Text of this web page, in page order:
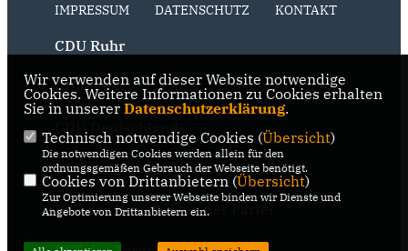
IMPRESSUM DATENSCHUTZ KONTAKT
CDU Ruhr
CDU NRW
CDU Deutschlands
RSS der Neuigkeiten der Fraktion
RSS der Neuigkeiten der Partei
Wir verwenden auf dieser Website notwendige
Cookies. Weitere Informationen zu Cookies erhalten
Sie in unserer Datenschutzerklärung.
Technisch notwendige Cookies (Übersicht)
Die notwendigen Cookies werden allein für den
ordnungsgemäßen Gebrauch der Webseite benötigt.
Cookies von Drittanbietern (Übersicht)
Zur Optimierung unserer Webseite binden wir Dienste und
Angebote von Drittanbietern ein.